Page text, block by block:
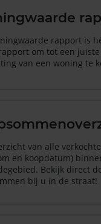
rapport is
om tot een
van een woning te
van alle
en koopdatum)
Bekijk direct
bij u in de straat!